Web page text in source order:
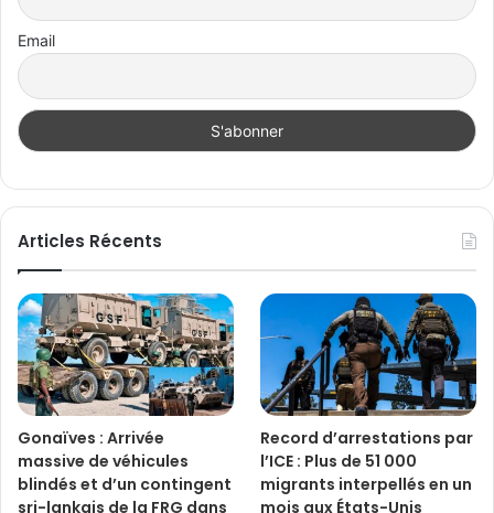
Email
Articles Récents
Gonaïves : Arrivée
massive de véhicules
blindés et d’un contingent
sri-lankais de la FRG dans
Record d’arrestations par
l’ICE : Plus de 51 000
migrants interpellés en un
mois aux États-Unis